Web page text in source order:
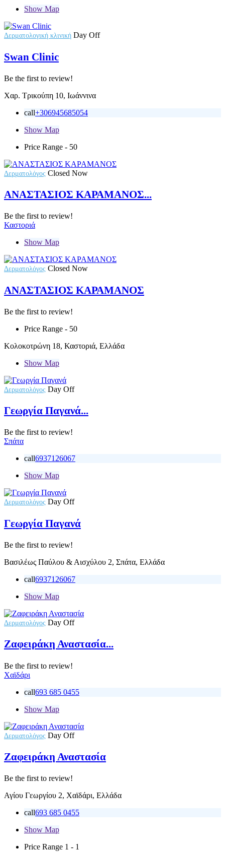
Show Map
Δερματολογική κλινική Day Off
Swan Clinic
Be the first to review!
Χαρ. Τρικούπη 10, Ιωάννινα
call+306945685054
Show Map
Price Range - 50
Δερματολόγος Closed Now
ΑΝΑΣΤΑΣΙΟΣ ΚΑΡΑΜΑΝΟΣ...
Be the first to review!
Καστοριά
Show Map
Δερματολόγος Closed Now
ΑΝΑΣΤΑΣΙΟΣ ΚΑΡΑΜΑΝΟΣ
Be the first to review!
Price Range - 50
Κολοκοτρώνη 18, Καστοριά, Ελλάδα
Show Map
Δερματολόγος Day Off
Γεωργία Παγανά...
Be the first to review!
Σπάτα
call6937126067
Show Map
Δερματολόγος Day Off
Γεωργία Παγανά
Be the first to review!
Βασιλέως Παύλου & Αισχύλου 2, Σπάτα, Ελλάδα
call6937126067
Show Map
Δερματολόγος Day Off
Ζαφειράκη Αναστασία...
Be the first to review!
Χαϊδάρι
call693 685 0455
Show Map
Δερματολόγος Day Off
Ζαφειράκη Αναστασία
Be the first to review!
Αγίου Γεωργίου 2, Χαϊδάρι, Ελλάδα
call693 685 0455
Show Map
Price Range 1 - 1